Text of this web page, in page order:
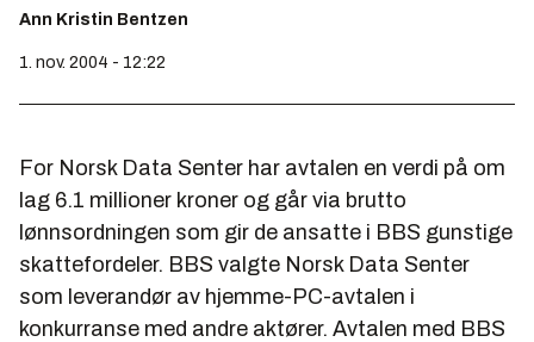
Ann Kristin Bentzen
1. nov. 2004 - 12:22
For Norsk Data Senter har avtalen en verdi på om
lag 6.1 millioner kroner og går via brutto
lønnsordningen som gir de ansatte i BBS gunstige
skattefordeler. BBS valgte Norsk Data Senter
som leverandør av hjemme-PC-avtalen i
konkurranse med andre aktører. Avtalen med BBS